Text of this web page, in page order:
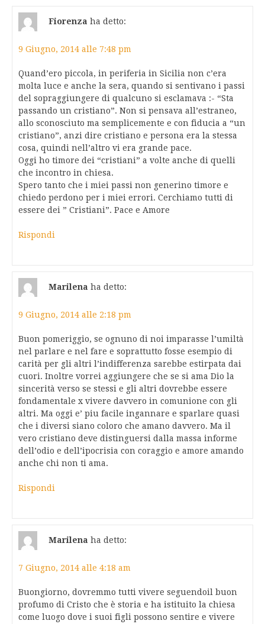
Fiorenza ha detto:
9 Giugno, 2014 alle 7:48 pm
Quand’ero piccola, in periferia in Sicilia non c’era
molta luce e anche la sera, quando si sentivano i passi
del sopraggiungere di qualcuno si esclamava :- “Sta
passando un cristiano”. Non si pensava all’estraneo,
allo sconosciuto ma semplicemente e con fiducia a “un
cristiano”, anzi dire cristiano e persona era la stessa
cosa, quindi nell’altro vi era grande pace.
Oggi ho timore dei “cristiani” a volte anche di quelli
che incontro in chiesa.
Spero tanto che i miei passi non generino timore e
chiedo perdono per i miei errori. Cerchiamo tutti di
essere dei ” Cristiani”. Pace e Amore
Rispondi
Marilena ha detto:
9 Giugno, 2014 alle 2:18 pm
Buon pomeriggio, se ognuno di noi imparasse l’umiltà
nel parlare e nel fare e soprattutto fosse esempio di
carità per gli altri l’indifferenza sarebbe estirpata dai
cuori. Inoltre vorrei aggiungere che se si ama Dio la
sincerità verso se stessi e gli altri dovrebbe essere
fondamentale x vivere davvero in comunione con gli
altri. Ma oggi e’ piu facile ingannare e sparlare quasi
che i diversi siano coloro che amano davvero. Ma il
vero cristiano deve distinguersi dalla massa informe
dell’odio e dell’ipocrisia con coraggio e amore amando
anche chi non ti ama.
Rispondi
Marilena ha detto:
7 Giugno, 2014 alle 4:18 am
Buongiorno, dovremmo tutti vivere seguendoil buon
profumo di Cristo che è storia e ha istituito la chiesa
come luogo dove i suoi figli possono sentire e vivere